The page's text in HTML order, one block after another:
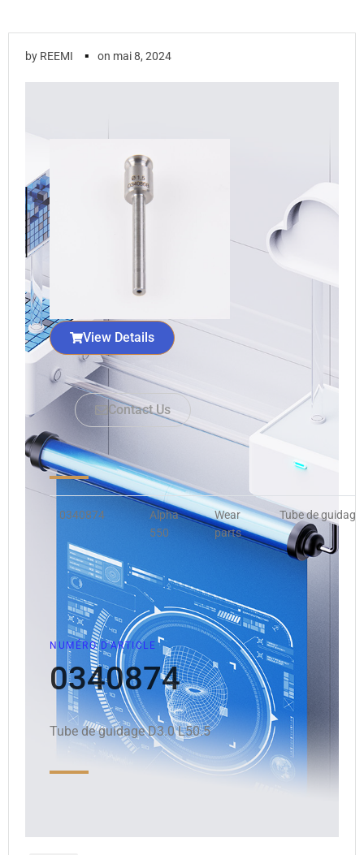
by REEMI ▪ on mai 8, 2024
View Details
Contact Us
0340874
Alpha
550
Wear
parts
Tube de
NUMÉRO D'ARTICLE
0340874
Tube de guidage D3.0 L50.5